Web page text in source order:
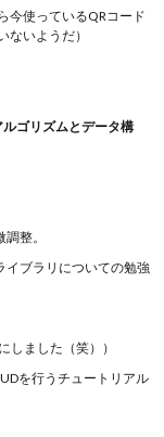
今使っているQRコード
ないようだ）
ルゴリズムとデータ構
整。
イブラリについての勉強
しました（笑））
を行うチュートリアル